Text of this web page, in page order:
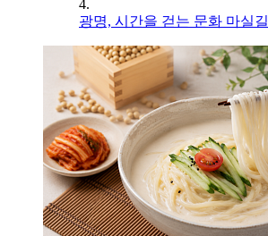
4.
광명, 시간을 걷는 문화 마실길